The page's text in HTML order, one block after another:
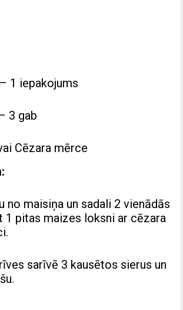
1 iepakojums
3 gab
Cēzara mērce
no maisiņa un sadali 2 vienādās
1 pitas maizes loksni ar cēzara
sarīvē 3 kausētos sierus un